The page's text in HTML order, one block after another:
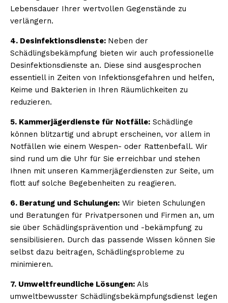
Lebensdauer Ihrer wertvollen Gegenstände zu
verlängern.
4. Desinfektionsdienste: Neben der
Schädlingsbekämpfung bieten wir auch professionelle
Desinfektionsdienste an. Diese sind ausgesprochen
essentiell in Zeiten von Infektionsgefahren und helfen,
Keime und Bakterien in Ihren Räumlichkeiten zu
reduzieren.
5. Kammerjägerdienste für Notfälle: Schädlinge
können blitzartig und abrupt erscheinen, vor allem in
Notfällen wie einem Wespen- oder Rattenbefall. Wir
sind rund um die Uhr für Sie erreichbar und stehen
Ihnen mit unseren Kammerjägerdiensten zur Seite, um
flott auf solche Begebenheiten zu reagieren.
6. Beratung und Schulungen: Wir bieten Schulungen
und Beratungen für Privatpersonen und Firmen an, um
sie über Schädlingsprävention und -bekämpfung zu
sensibilisieren. Durch das passende Wissen können Sie
selbst dazu beitragen, Schädlingsprobleme zu
minimieren.
7. Umweltfreundliche Lösungen: Als
umweltbewusster Schädlingsbekämpfungsdienst legen